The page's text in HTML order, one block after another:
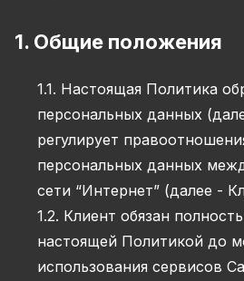
1. Общие положения
1.1. Настоящая Политика
персональных данных
регулирует
персональных данных
сети “Интернет” (далее -
1.2. Клиент обязан
настоящей Политикой до
использования сервисов